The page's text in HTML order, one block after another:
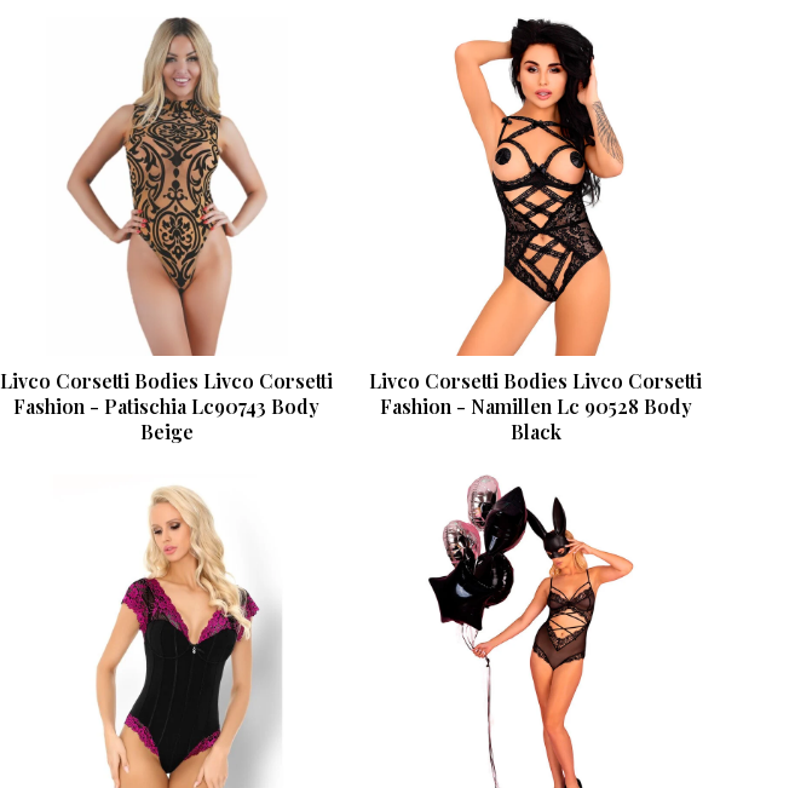
Livco Corsetti Bodies Livco Corsetti
Fashion - Patischia Lc90743 Body
Beige
Livco Corsetti Bodies Livco Corsetti
Fashion - Namillen Lc 90528 Body
Black